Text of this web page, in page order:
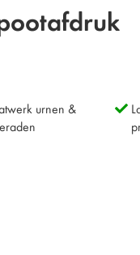
urnen &